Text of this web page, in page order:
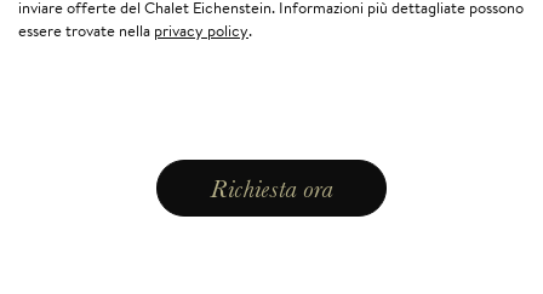
inviare offerte del Chalet Eichenstein. Informazioni più dettagliate possono
essere trovate nella privacy policy.